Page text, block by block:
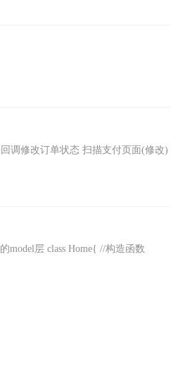
回调修改订单状态 扫描支付页面(修改)
model层 class Home{ //构造函数